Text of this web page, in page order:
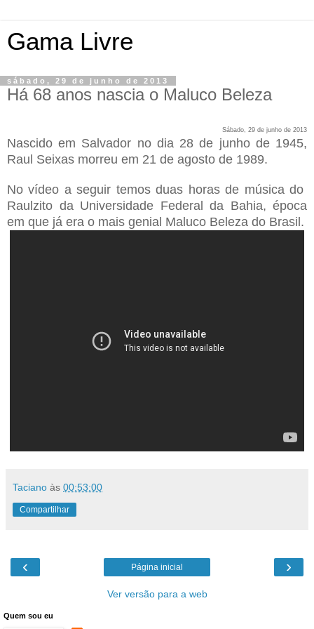
Gama Livre
sábado, 29 de junho de 2013
Há 68 anos nascia o Maluco Beleza
Sábado, 29 de junho de 2013
Nascido em Salvador no dia 28 de junho de 1945,
Raul Seixas morreu em 21 de agosto de 1989.
No vídeo a seguir temos duas horas de música do
Raulzito da Universidade Federal da Bahia, época
em que já era o mais genial Maluco Beleza do Brasil.
Taciano às 00:53:00
Compartilhar
‹ ›
Página inicial
Ver versão para a web
Quem sou eu